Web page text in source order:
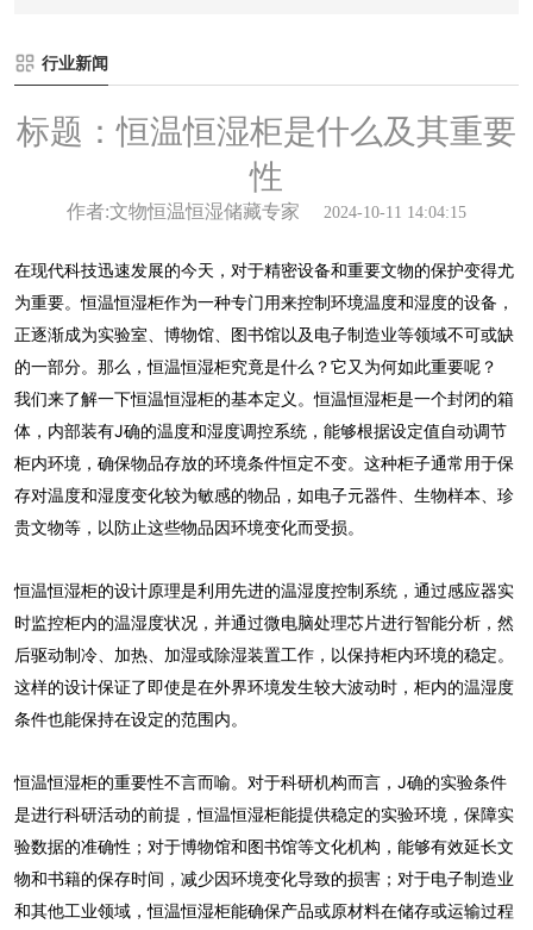
行业新闻
标题：恒温恒湿柜是什么及其重要
性
作者:文物恒温恒湿储藏专家 2024-10-11 14:04:15
在现代科技迅速发展的今天，对于精密设备和重要文物的保护变得尤
为重要。恒温恒湿柜作为一种专门用来控制环境温度和湿度的设备，
正逐渐成为实验室、博物馆、图书馆以及电子制造业等领域不可或缺
的一部分。那么，恒温恒湿柜究竟是什么？它又为何如此重要呢？
我们来了解一下恒温恒湿柜的基本定义。恒温恒湿柜是一个封闭的箱
体，内部装有J确的温度和湿度调控系统，能够根据设定值自动调节
柜内环境，确保物品存放的环境条件恒定不变。这种柜子通常用于保
存对温度和湿度变化较为敏感的物品，如电子元器件、生物样本、珍
贵文物等，以防止这些物品因环境变化而受损。
恒温恒湿柜的设计原理是利用先进的温湿度控制系统，通过感应器实
时监控柜内的温湿度状况，并通过微电脑处理芯片进行智能分析，然
后驱动制冷、加热、加湿或除湿装置工作，以保持柜内环境的稳定。
这样的设计保证了即使是在外界环境发生较大波动时，柜内的温湿度
条件也能保持在设定的范围内。
恒温恒湿柜的重要性不言而喻。对于科研机构而言，J确的实验条件
是进行科研活动的前提，恒温恒湿柜能提供稳定的实验环境，保障实
验数据的准确性；对于博物馆和图书馆等文化机构，能够有效延长文
物和书籍的保存时间，减少因环境变化导致的损害；对于电子制造业
和其他工业领域，恒温恒湿柜能确保产品或原材料在储存或运输过程